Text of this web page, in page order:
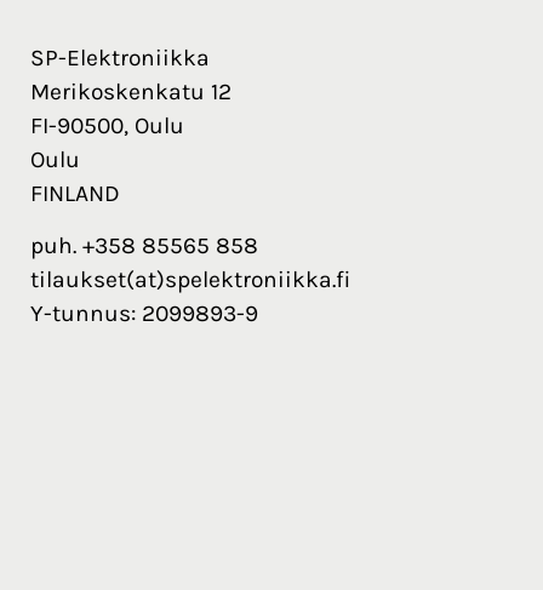
SP-Elektroniikka
Merikoskenkatu 12
FI-90500, Oulu
Oulu
FINLAND
puh. +358 85565 858
tilaukset(at)spelektroniikka.fi
Y-tunnus: 2099893-9